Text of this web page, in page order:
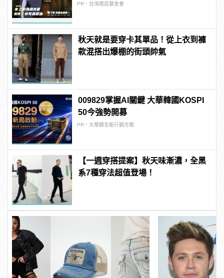
PR・台灣癌症基金會
秋天就是要穿卡其單品！從上衣到褲
款混搭出爆棚的街頭帥氣
009829掌握AI關鍵 大華韓國KOSPI
50今強勢開募
PR・大華銀全能行銷方案
【一週穿搭提案】秋天味漸濃，全黑
系7種穿法超值登場！